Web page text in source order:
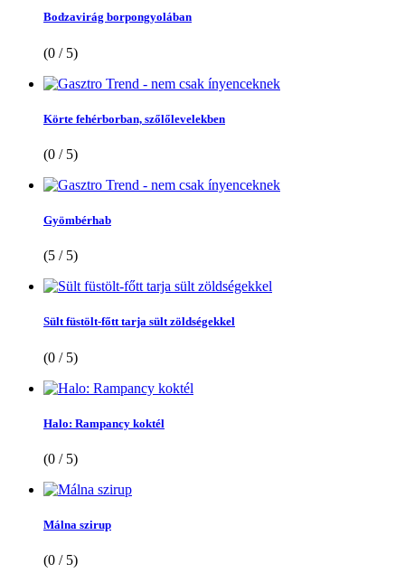
Bodzavirág borpongyolában
(0 / 5)
Körte fehérborban, szőlőlevelekben
(0 / 5)
Gyömbérhab
(5 / 5)
Sült füstölt-főtt tarja sült zöldségekkel
(0 / 5)
Halo: Rampancy koktél
(0 / 5)
Málna szirup
(0 / 5)